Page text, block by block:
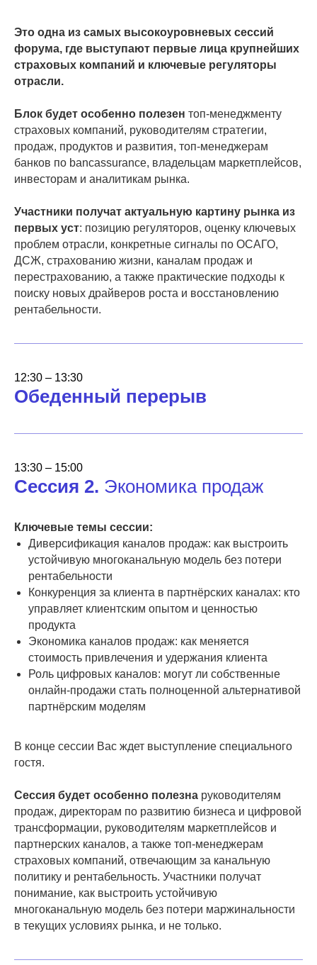
Это одна из самых высокоуровневых сессий
форума, где выступают первые лица крупнейших
страховых компаний и ключевые регуляторы
отрасли.
Блок будет особенно полезен топ-менеджменту
страховых компаний, руководителям стратегии,
продаж, продуктов и развития, топ-менеджерам
банков по bancassurance, владельцам маркетплейсов,
инвесторам и аналитикам рынка.
Участники получат актуальную картину рынка из
первых уст: позицию регуляторов, оценку ключевых
проблем отрасли, конкретные сигналы по ОСАГО,
ДСЖ, страхованию жизни, каналам продаж и
перестрахованию, а также практические подходы к
поиску новых драйверов роста и восстановлению
рентабельности.
12:30 – 13:30
Обеденный перерыв
13:30 – 15:00
Сессия 2. Экономика продаж
Ключевые темы сессии:
Диверсификация каналов продаж: как выстроить
устойчивую многоканальную модель без потери
рентабельности
Конкуренция за клиента в партнёрских каналах: кто
управляет клиентским опытом и ценностью
продукта
Экономика каналов продаж: как меняется
стоимость привлечения и удержания клиента
Роль цифровых каналов: могут ли собственные
онлайн-продажи стать полноценной альтернативой
партнёрским моделям
В конце сессии Вас ждет выступление специального
гостя.
Сессия будет особенно полезна руководителям
продаж, директорам по развитию бизнеса и цифровой
трансформации, руководителям маркетплейсов и
партнерских каналов, а также топ-менеджерам
страховых компаний, отвечающим за канальную
политику и рентабельность. Участники получат
понимание, как выстроить устойчивую
многоканальную модель без потери маржинальности
в текущих условиях рынка, и не только.
СТАНДАРТНЫЙ БИЛЕТ
Очное участие в форуме
Мобильное приложение для общения
с офлайн- и онлайн-участниками
3 кофе-брейка
Запись форума, презентации от
спикеров
Стоимость по запросу
Принять участие
ОНЛАЙН
Онлайн-трансляция
с офлайн- и онлайн-участниками
Стоимость по запросу
Запись форума, презентации от
спикеров
Мобильное приложение для общения
с офлайн- и онлайн-участниками
Онлайн-трансляция для 1
представителя
Очное участие в форуме
ВИП-БИЛЕТ